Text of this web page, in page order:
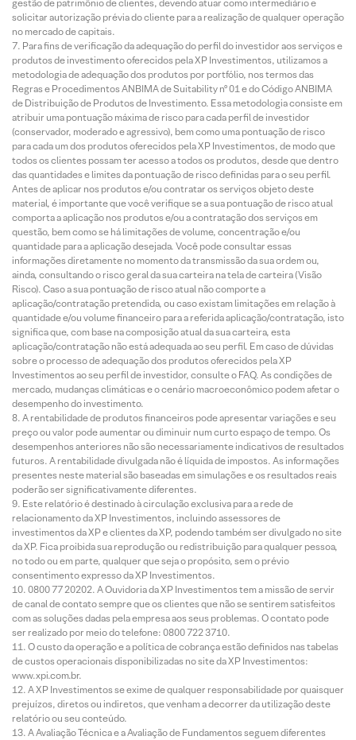
gestão de patrimônio de clientes, devendo atuar como intermediário e
solicitar autorização prévia do cliente para a realização de qualquer operação
no mercado de capitais.
Para fins de verificação da adequação do perfil do investidor aos serviços e
produtos de investimento oferecidos pela XP Investimentos, utilizamos a
metodologia de adequação dos produtos por portfólio, nos termos das
Regras e Procedimentos ANBIMA de Suitability nº 01 e do Código ANBIMA
de Distribuição de Produtos de Investimento. Essa metodologia consiste em
atribuir uma pontuação máxima de risco para cada perfil de investidor
(conservador, moderado e agressivo), bem como uma pontuação de risco
para cada um dos produtos oferecidos pela XP Investimentos, de modo que
todos os clientes possam ter acesso a todos os produtos, desde que dentro
das quantidades e limites da pontuação de risco definidas para o seu perfil.
Antes de aplicar nos produtos e/ou contratar os serviços objeto deste
material, é importante que você verifique se a sua pontuação de risco atual
comporta a aplicação nos produtos e/ou a contratação dos serviços em
questão, bem como se há limitações de volume, concentração e/ou
quantidade para a aplicação desejada. Você pode consultar essas
informações diretamente no momento da transmissão da sua ordem ou,
ainda, consultando o risco geral da sua carteira na tela de carteira (Visão
Risco). Caso a sua pontuação de risco atual não comporte a
aplicação/contratação pretendida, ou caso existam limitações em relação à
quantidade e/ou volume financeiro para a referida aplicação/contratação, isto
significa que, com base na composição atual da sua carteira, esta
aplicação/contratação não está adequada ao seu perfil. Em caso de dúvidas
sobre o processo de adequação dos produtos oferecidos pela XP
Investimentos ao seu perfil de investidor, consulte o FAQ. As condições de
mercado, mudanças climáticas e o cenário macroeconômico podem afetar o
desempenho do investimento.
A rentabilidade de produtos financeiros pode apresentar variações e seu
preço ou valor pode aumentar ou diminuir num curto espaço de tempo. Os
desempenhos anteriores não são necessariamente indicativos de resultados
futuros. A rentabilidade divulgada não é líquida de impostos. As informações
presentes neste material são baseadas em simulações e os resultados reais
poderão ser significativamente diferentes.
Este relatório é destinado à circulação exclusiva para a rede de
relacionamento da XP Investimentos, incluindo assessores de
investimentos da XP e clientes da XP, podendo também ser divulgado no site
da XP. Fica proibida sua reprodução ou redistribuição para qualquer pessoa,
no todo ou em parte, qualquer que seja o propósito, sem o prévio
consentimento expresso da XP Investimentos.
0800 77 20202. A Ouvidoria da XP Investimentos tem a missão de servir
de canal de contato sempre que os clientes que não se sentirem satisfeitos
com as soluções dadas pela empresa aos seus problemas. O contato pode
ser realizado por meio do telefone: 0800 722 3710.
O custo da operação e a política de cobrança estão definidos nas tabelas
de custos operacionais disponibilizadas no site da XP Investimentos:
www.xpi.com.br.
A XP Investimentos se exime de qualquer responsabilidade por quaisquer
prejuízos, diretos ou indiretos, que venham a decorrer da utilização deste
relatório ou seu conteúdo.
A Avaliação Técnica e a Avaliação de Fundamentos seguem diferentes